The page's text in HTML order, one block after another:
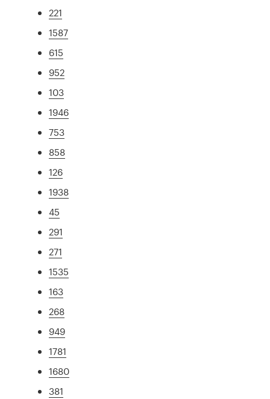
221
1587
615
952
103
1946
753
858
126
1938
45
291
271
1535
163
268
949
1781
1680
381